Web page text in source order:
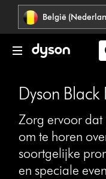
Navigatie
overslaan
België
Dyson Black
Zorg ervoor dat
om te horen
soortgelijke
en speciale